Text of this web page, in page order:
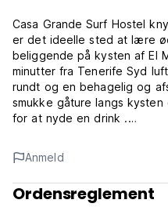
Casa Grande Surf Hostel
er det ideelle sted at lære
beliggende på kysten af ​​El
minutter fra Tenerife Syd
rundt og en behagelig og
smukke gåture langs
for at nyde en drink .
Ud over indkvartering
af cykler og sports- og
havsportstjenester, leje af
windsurf- og kitesurf-
Anmeld
Ordensreglement